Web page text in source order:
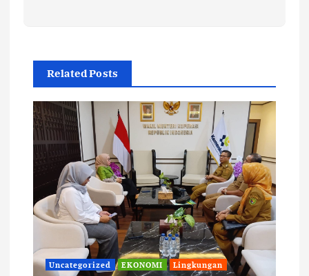
Related Posts
Uncategorized EKONOMI Lingkungan